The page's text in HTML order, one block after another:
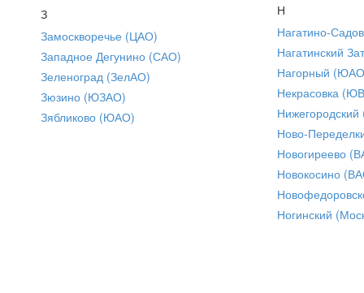
З
Замоскворечье (ЦАО)
Западное Дегунино (САО)
Зеленоград (ЗелАО)
Зюзино (ЮЗАО)
Зябликово (ЮАО)
Н
Нагатино-
Нагатинский
Нагорный
Некрасовка
Ново-
Новогиреево
Новокосино
Ногинский